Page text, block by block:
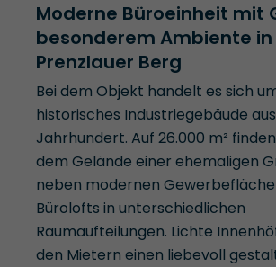
Moderne Büroeinheit mit
besonderem Ambiente in
Prenzlauer Berg
Bei dem Objekt handelt es sich
historisches Industriegebäude aus
Jahrhundert. Auf 26.000 m²
dem Gelände einer ehemaligen
neben modernen
Bürolofts in unterschiedlichen
Raumaufteilungen. Lichte
den Mietern einen liebevoll